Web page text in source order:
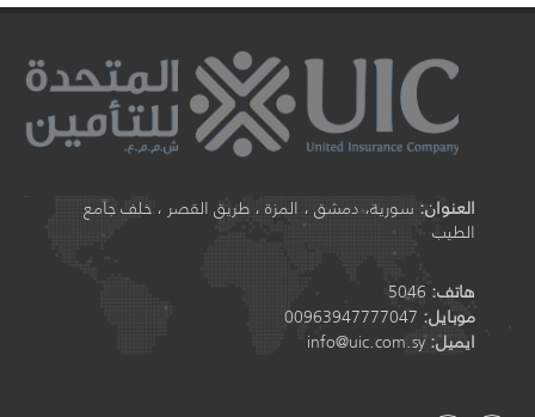
العنوان: سورية، دمشق ، المزة ، طريق القصر ، خلف جامع
الطيب
هاتف: 5046
موبايل: 00963947777047
ايميل:info@uic.com.sy